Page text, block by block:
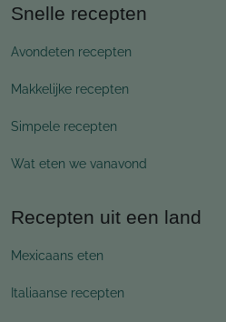
Snelle recepten
Avondeten recepten
Makkelijke recepten
Simpele recepten
Wat eten we vanavond
Recepten uit een land
Mexicaans eten
Italiaanse recepten